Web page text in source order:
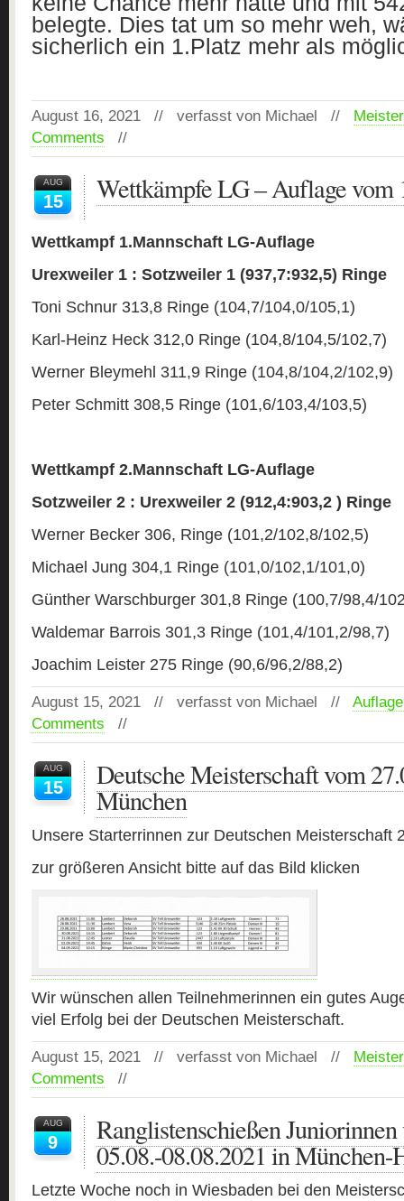
belegte. Dies tat um so mehr weh,
sicherlich ein 1.Platz mehr als
August 16, 2021 // verfasst von Michael //
Comments //
AUG
15 Wettkämpfe LG – Auflage vom
Wettkampf 1.Mannschaft LG-Auflage
Urexweiler 1 : Sotzweiler 1 (937,7:932,5) Ringe
Toni Schnur 313,8 Ringe (104,7/104,0/105,1)
Karl-Heinz Heck 312,0 Ringe (104,8/104,5/102,7)
Werner Bleymehl 311,9 Ringe (104,8/104,2/102,9)
Peter Schmitt 308,5 Ringe (101,6/103,4/103,5)
Wettkampf 2.Mannschaft LG-Auflage
Sotzweiler 2 : Urexweiler 2 (912,4:903,2 ) Ringe
Werner Becker 306, Ringe (101,2/102,8/102,5)
Michael Jung 304,1 Ringe (101,0/102,1/101,0)
Günther Warschburger 301,8 Ringe (100,7/98,4/
Waldemar Barrois 301,3 Ringe (101,4/101,2/98,7)
Joachim Leister 275 Ringe (90,6/96,2/88,2)
August 15, 2021 // verfasst von Michael //
Comments //
AUG
15 Deutsche Meisterschaft vom
München
Unsere Starterrinnen zur Deutschen Meisterschaft
zur größeren Ansicht bitte auf das Bild klicken
Wir wünschen allen Teilnehmerinnen ein gutes
viel Erfolg bei der Deutschen Meisterschaft.
August 15, 2021 // verfasst von Michael //
Comments //
AUG
9 Ranglistenschießen
05.08.-08.08.2021 in München-
Letzte Woche noch in Wiesbaden bei den